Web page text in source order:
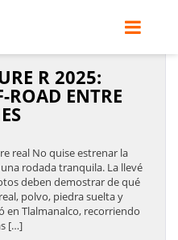
R '
R 2025:
ROAD ENTRE
real No quise estrenar la
rodada tranquila. La llevé
deben demostrar de qué
polvo, piedra suelta y
en Tlalmanalco, recorriendo
[…]